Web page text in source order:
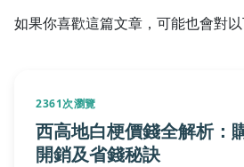
如果你喜歡這篇文章，可能也會對
2361次瀏覽
西高地白梗價錢全解析：
開銷及省錢秘訣